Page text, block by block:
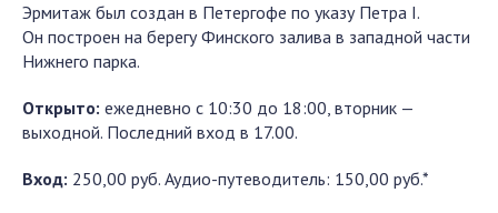
Эрмитаж был создан в Петергофе по указу Петра I.
Он построен на берегу Финского залива в западной части
Нижнего парка.
Открыто: ежедневно с 10:30 до 18:00, вторник —
выходной. Последний вход в 17.00.
Вход: 250,00 руб. Аудио-путеводитель: 150,00 руб.*